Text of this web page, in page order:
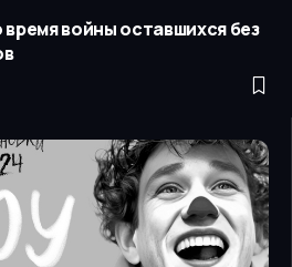
войны оставшихся без